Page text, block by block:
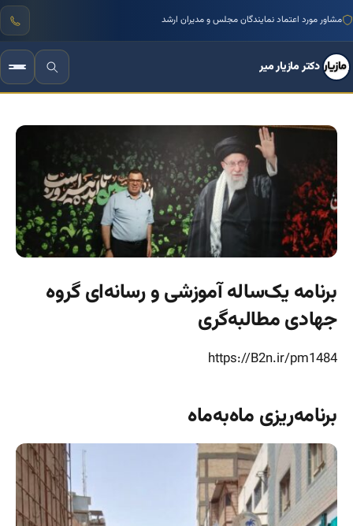
منتور بیش از ۱۰۰۰ کسب‌وکار ایرانی
دکتر مازیار میر
برنامه یک‌ساله آموزشی و رسانه‌ای گروه
جهادی مطالبه‌گری
https://B2n.ir/pm1484
برنامه‌ریزی ماه‌به‌ماه